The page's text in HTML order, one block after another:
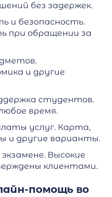
без задержек.
и безопасность.
при обращении за
и другие
студентов.
время.
услуг. Карта,
и другие варианты.
Высокие
клиентами.
помощь во